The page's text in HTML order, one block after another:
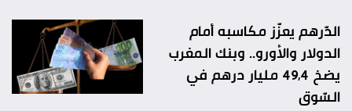
الدّرهم يعزّز مكاسبه أمام
الدولار والأورو.. وبنك المغرب
يضخ 49,4 مليار درهم في
السّوق